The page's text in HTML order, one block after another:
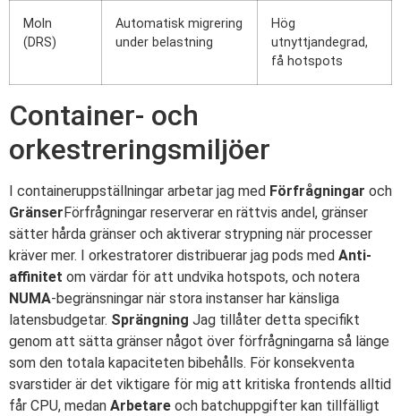
Moln
(DRS)
Automatisk migrering
under belastning
Hög
utnyttjandegrad,
få hotspots
Container- och
orkestreringsmiljöer
I containeruppställningar arbetar jag med Förfrågningar och
Gränser Förfrågningar reserverar en rättvis andel, gränser
sätter hårda gränser och aktiverar strypning när processer
kräver mer. I orkestratorer distribuerar jag pods med Anti-
affinitet om värdar för att undvika hotspots, och notera
NUMA-begränsningar när stora instanser har känsliga
latensbudgetar. Sprängning Jag tillåter detta specifikt
genom att sätta gränser något över förfrågningarna så länge
som den totala kapaciteten bibehålls. För konsekventa
svarstider är det viktigare för mig att kritiska frontends alltid
får CPU, medan Arbetare och batchuppgifter kan tillfälligt